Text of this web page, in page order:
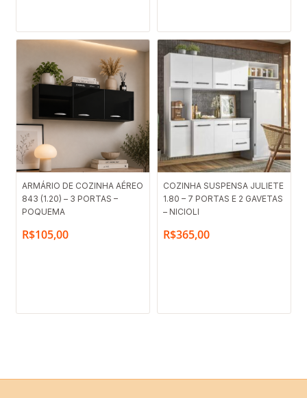
ARMÁRIO DE COZINHA AÉREO
843 (1.20) – 3 PORTAS –
POQUEMA
R$105,00
COZINHA SUSPENSA JULIETE
1.80 – 7 PORTAS E 2 GAVETAS
– NICIOLI
R$365,00